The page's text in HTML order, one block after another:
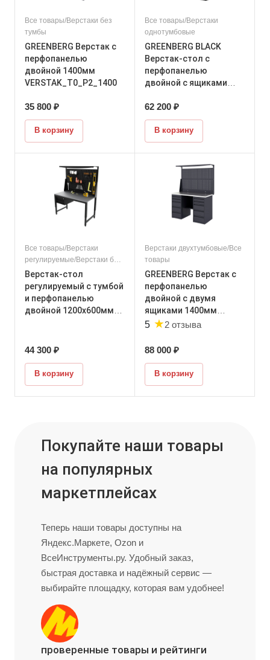
Все товары/Верстаки без
тумбы
GREENBERG Верстак с
перфопанелью
двойной 1400мм
VERSTAK_Т0_P2_1400
35 800 ₽
В корзину
Все товары/Верстаки
однотумбовые
GREENBERG BLACK
Верстак-стол с
перфопанелью
двойной с ящиками
VERSTAK_BLACK_Y1_Р2
_1400
62 200 ₽
В корзину
Все товары/Верстаки
регулируемые/Верстаки без
тумбы
Верстак-стол
регулируемый с тумбой
и перфопанелью
двойной 1200х600мм
44 300 ₽
В корзину
Верстаки двухтумбовые/Все
товары
GREENBERG Верстак с
перфопанелью
двойной с двумя
ящиками 1400мм
VERSTAK_Y2_Р2_1400
5 ★2 отзыва
88 000 ₽
В корзину
Покупайте наши товары
на популярных
маркетплейсах
Теперь наши товары доступны на
Яндекс.Маркете, Ozon и
ВсеИнструменты.ру. Удобный заказ,
быстрая доставка и надёжный сервис —
выбирайте площадку, которая вам удобнее!
проверенные товары и рейтинги